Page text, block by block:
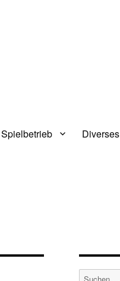
Spielbetrieb Diverses
Suchen